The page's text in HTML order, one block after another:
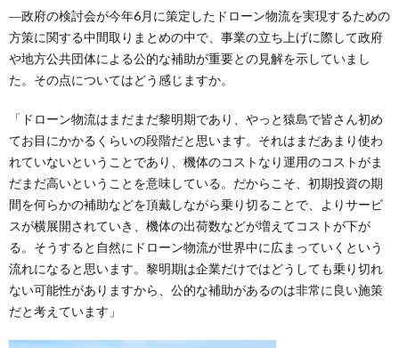
―政府の検討会が今年6月に策定したドローン物流を実現するための
方策に関する中間取りまとめの中で、事業の立ち上げに際して政府
や地方公共団体による公的な補助が重要との見解を示していまし
た。その点についてはどう感じますか。
「ドローン物流はまだまだ黎明期であり、やっと猿島で皆さん初め
てお目にかかるくらいの段階だと思います。それはまだあまり使わ
れていないということであり、機体のコストなり運用のコストがま
だまだ高いということを意味している。だからこそ、初期投資の期
間を何らかの補助などを頂戴しながら乗り切ることで、よりサービ
スが横展開されていき、機体の出荷数などが増えてコストが下が
る。そうすると自然にドローン物流が世界中に広まっていくという
流れになると思います。黎明期は企業だけではどうしても乗り切れ
ない可能性がありますから、公的な補助があるのは非常に良い施策
だと考えています」